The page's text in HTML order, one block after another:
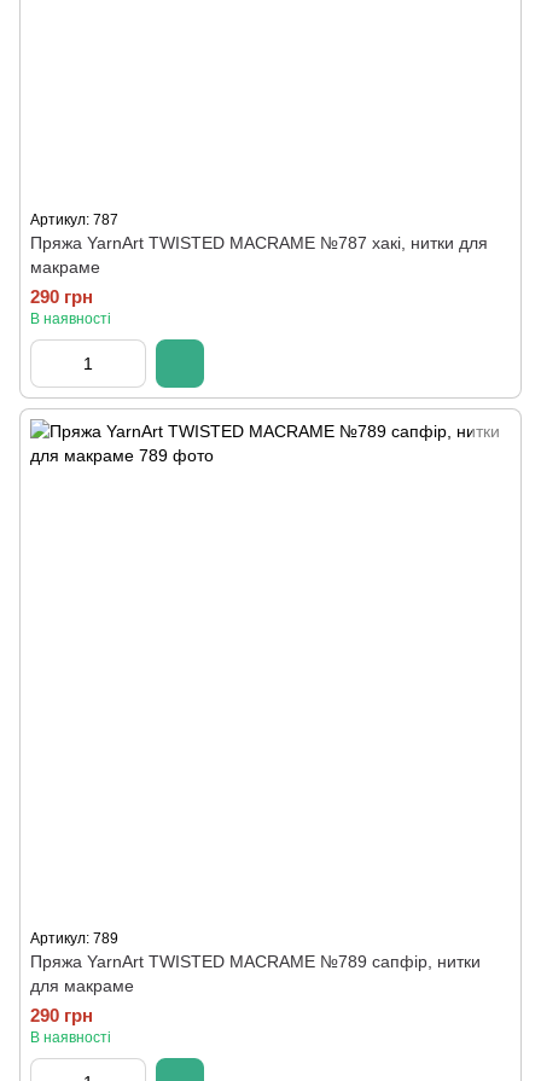
Артикул: 787
Пряжа YarnArt TWISTED MACRAME №787 хакі, нитки для
макраме
290 грн
В наявності
Артикул: 789
Пряжа YarnArt TWISTED MACRAME №789 сапфір, нитки
для макраме
290 грн
В наявності